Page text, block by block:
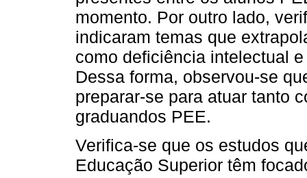
momento. Por outro lado,
indicaram temas que
como deficiência intelectual
Dessa forma, observou-se
preparar-se para atuar tanto
graduandos PEE.
Verifica-se que os estudos
Educação Superior têm